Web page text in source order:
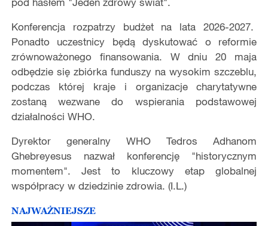
Konferencja rozpatrzy budżet na lata 2026-2027.
Ponadto uczestnicy będą dyskutować o reformie
zrównoważonego finansowania. W dniu 20 maja
odbędzie się zbiórka funduszy na wysokim szczeblu,
podczas której kraje i organizacje charytatywne
zostaną wezwane do wspierania podstawowej
działalności WHO.
Dyrektor generalny WHO Tedros Adhanom
Ghebreyesus nazwał konferencję "historycznym
momentem". Jest to kluczowy etap globalnej
współpracy w dziedzinie zdrowia. (I.L.)
NAJWAŻNIEJSZE